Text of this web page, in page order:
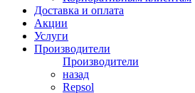
Доставка и оплата
Акции
Услуги
Производители
Производители
назад
Repsol